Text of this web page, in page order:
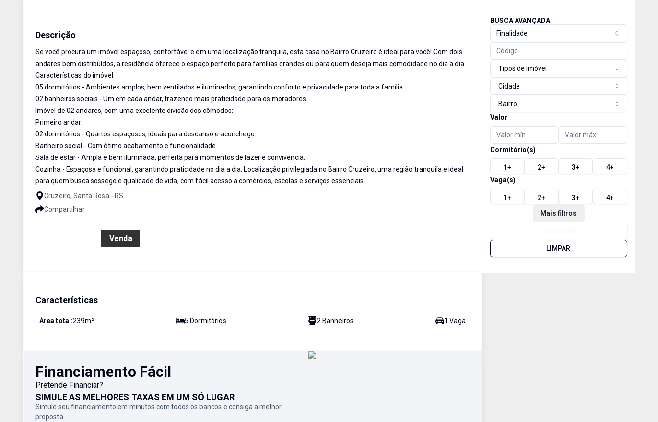
Descrição
Se você procura um imóvel espaçoso, confortável e em uma localização tranquila, esta casa no Bairro Cruzeiro é ideal para você! Com dois
andares bem distribuídos, a residência oferece o espaço perfeito para famílias grandes ou para quem deseja mais comodidade no dia a dia.
Características do imóvel:
05 dormitórios - Ambientes amplos, bem ventilados e iluminados, garantindo conforto e privacidade para toda a família.
02 banheiros sociais - Um em cada andar, trazendo mais praticidade para os moradores.
Imóvel de 02 andares, com uma excelente divisão dos cômodos:
Primeiro andar:
02 dormitórios - Quartos espaçosos, ideais para descanso e aconchego.
Banheiro social - Com ótimo acabamento e funcionalidade.
Sala de estar - Ampla e bem iluminada, perfeita para momentos de lazer e convivência.
Cozinha - Espaçosa e funcional, garantindo praticidade no dia a dia. Localização privilegiada no Bairro Cruzeiro, uma região tranquila e ideal
para quem busca sossego e qualidade de vida, com fácil acesso a comércios, escolas e serviços essenciais.
Cruzeiro, Santa Rosa - RS
Compartilhar
Venda
Características
Área total:239m² 5 Dormitórios 2 Banheiros 1 Vaga
Financiamento Fácil
Pretende Financiar?
SIMULE AS MELHORES TAXAS EM UM SÓ LUGAR
Simule seu financiamento em minutos com todos os bancos e consiga a melhor
proposta.
BUSCA AVANÇADA
Finalidade
Tipos de imóvel
Cidade
Bairro
Valor
Dormitório(s)
1+ 2+ 3+ 4+
Vaga(s)
1+ 2+ 3+ 4+
Mais filtros
LIMPAR